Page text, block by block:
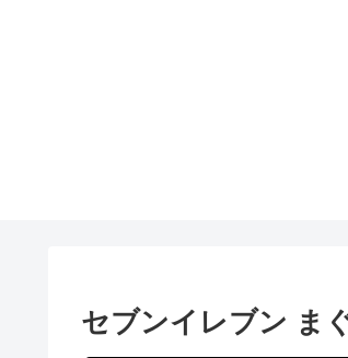
セブンイレブン ま